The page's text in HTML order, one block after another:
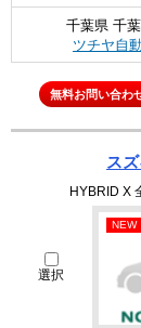
千葉県 千
ツチヤ自
無料お問い合わ
ス
HYBRID X
選択
NEW